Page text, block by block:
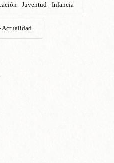
- Juventud - Infancia
Actualidad